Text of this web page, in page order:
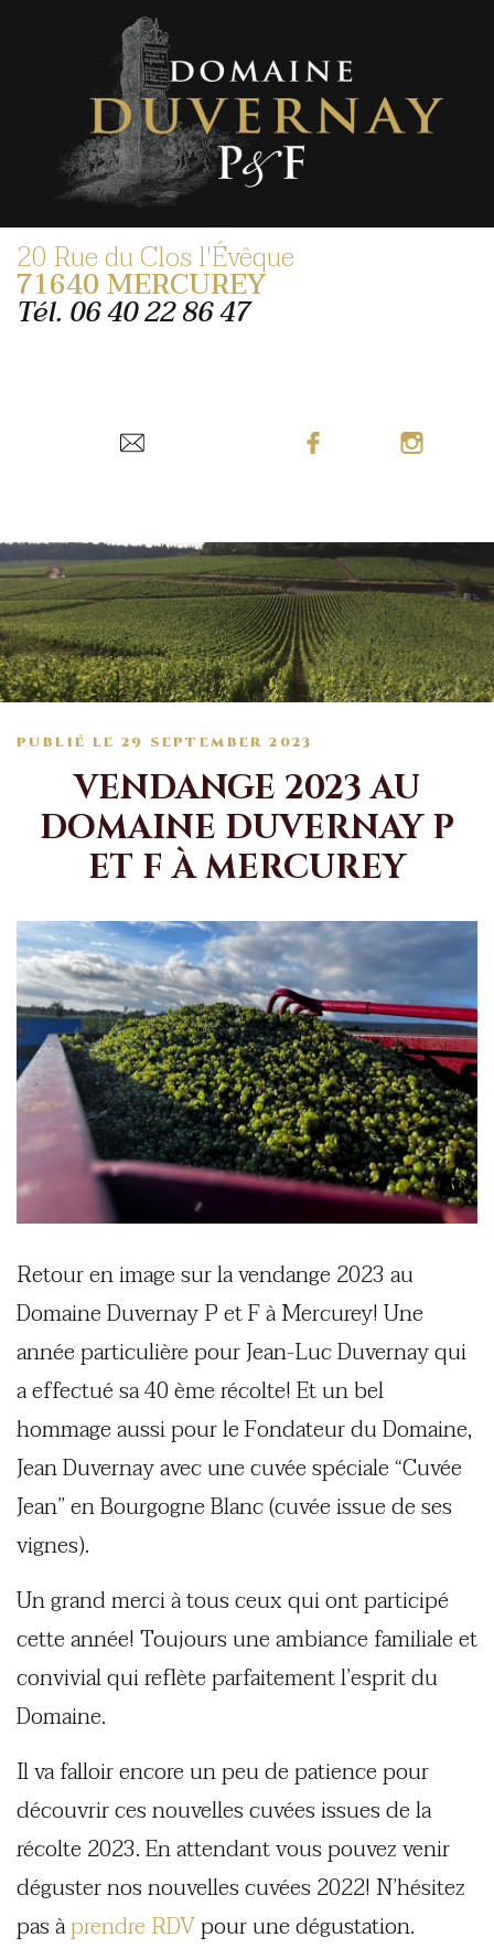
20 Rue du Clos l'Évêque
71640 MERCUREY
Tél. 06 40 22 86 47
PUBLIÉ LE 29 SEPTEMBER 2023
VENDANGE 2023 AU
DOMAINE DUVERNAY P
ET F À MERCUREY
Retour en image sur la vendange 2023 au
Domaine Duvernay P et F à Mercurey! Une
année particulière pour Jean-Luc Duvernay qui
a effectué sa 40 ème récolte! Et un bel
hommage aussi pour le Fondateur du Domaine,
Jean Duvernay avec une cuvée spéciale “Cuvée
Jean” en Bourgogne Blanc (cuvée issue de ses
vignes).
Un grand merci à tous ceux qui ont participé
cette année! Toujours une ambiance familiale et
convivial qui reflète parfaitement l’esprit du
Domaine.
Il va falloir encore un peu de patience pour
découvrir ces nouvelles cuvées issues de la
récolte 2023. En attendant vous pouvez venir
déguster nos nouvelles cuvées 2022! N’hésitez
pas àprendre RDVpour une dégustation.